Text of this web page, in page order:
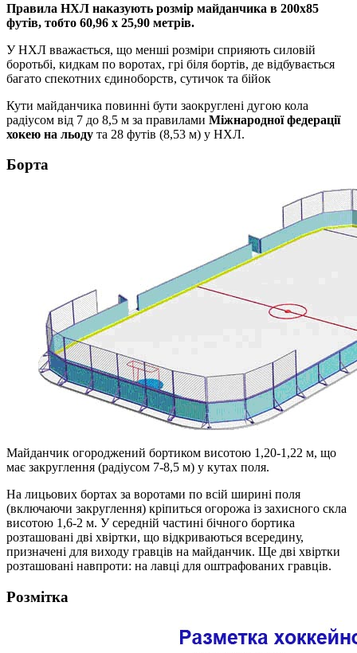
Правила НХЛ наказують розмір майданчика в 200х85
футів, тобто 60,96 х 25,90 метрів.
У НХЛ вважається, що менші розміри сприяють силовій
боротьбі, кидкам по воротах, грі біля бортів, де відбувається
багато спекотних єдиноборств, сутичок та бійок
Кути майданчика повинні бути заокруглені дугою кола
радіусом від 7 до 8,5 м за правилами Міжнародної федерації
хокею на льоду та 28 футів (8,53 м) у НХЛ.
Борта
Майданчик огороджений бортиком висотою 1,20-1,22 м, що
має закруглення (радіусом 7-8,5 м) у кутах поля.
На лицьових бортах за воротами по всій ширині поля
(включаючи закруглення) кріпиться огорожа із захисного скла
висотою 1,6-2 м. У середній частині бічного бортика
розташовані дві хвіртки, що відкриваються всередину,
призначені для виходу гравців на майданчик. Ще дві хвіртки
розташовані навпроти: на лавці для оштрафованих гравців.
Розмітка